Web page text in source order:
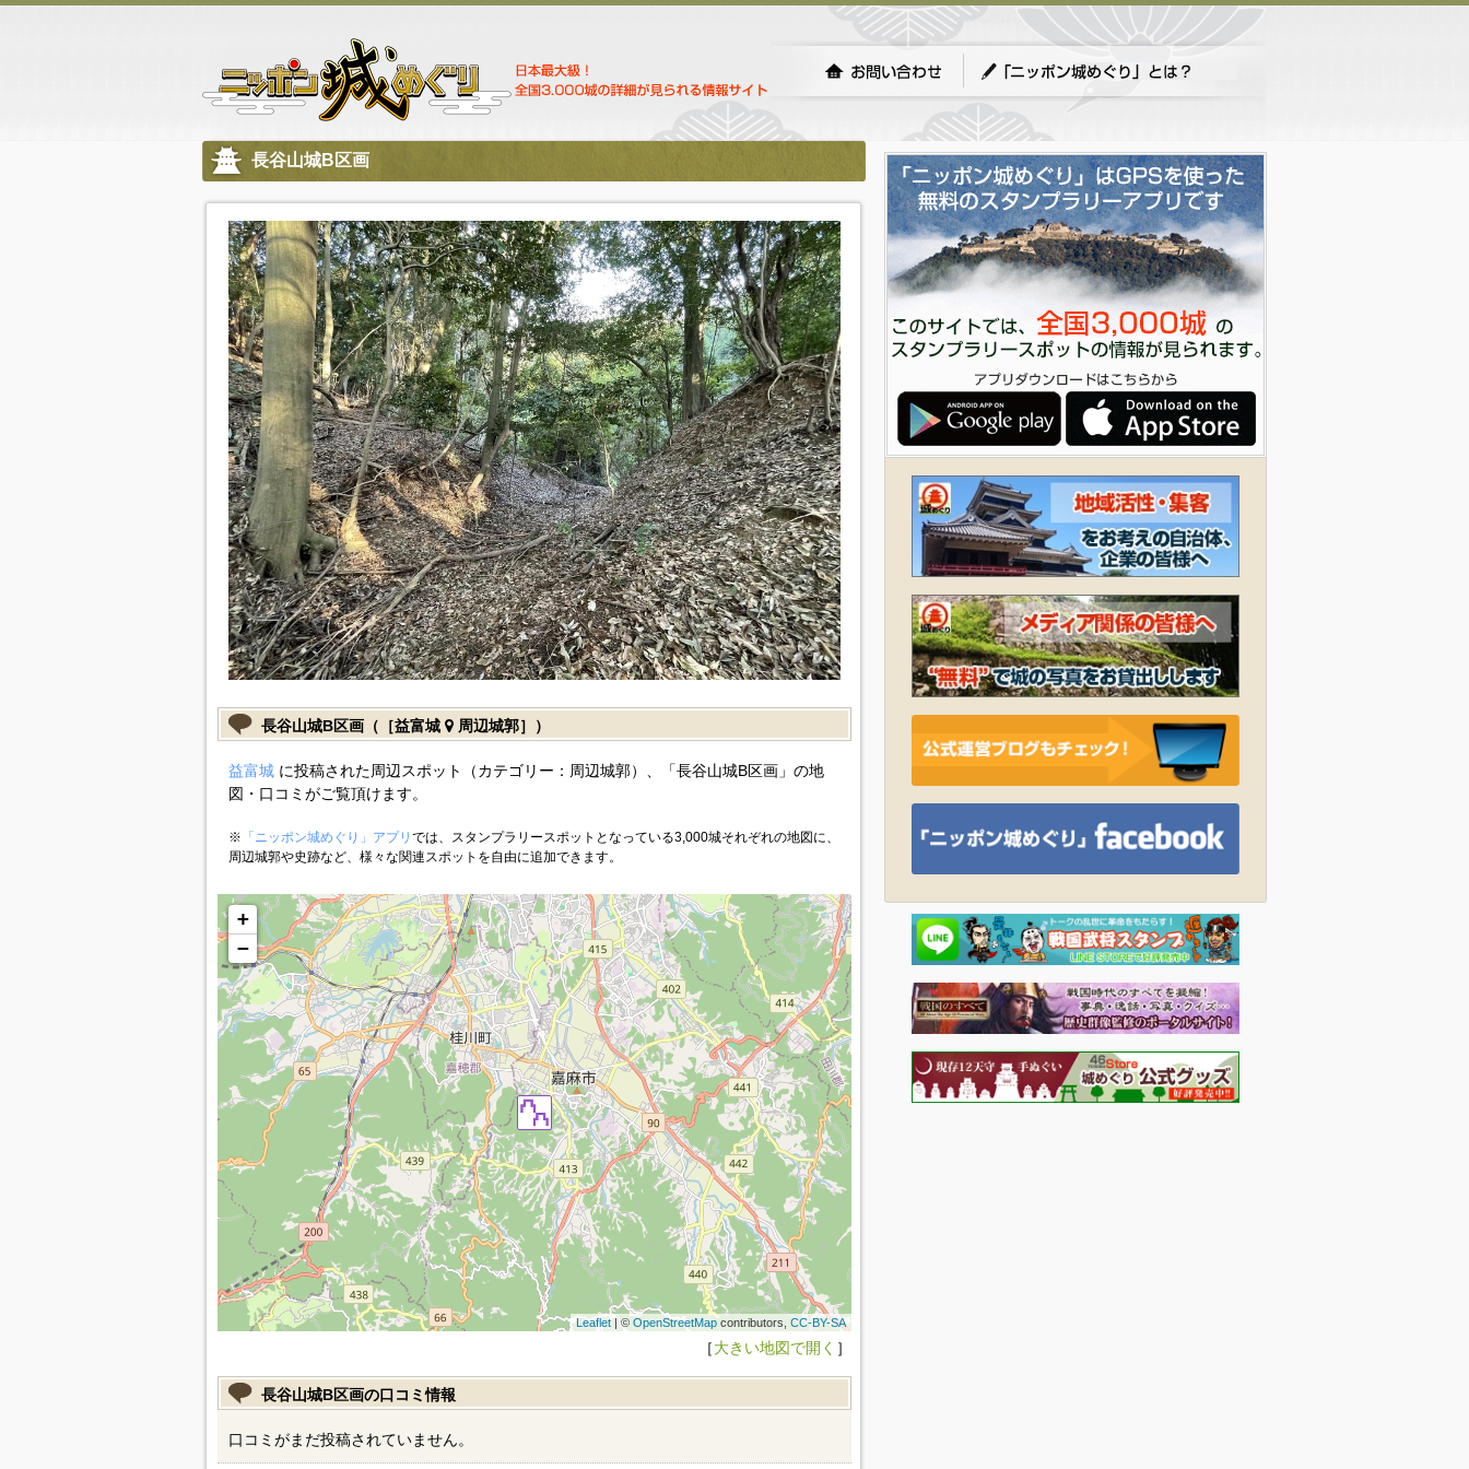
長谷山城B区画
長谷山城B区画（［益富城 周辺城郭］）
益富城に投稿された周辺スポット（カテゴリー：周辺城郭）、「長谷山城B区画」の地
図・口コミがご覧頂けます。
※ 「ニッポン城めぐり」アプリ では、スタンプラリースポットとなっている3,000城それぞれの地図に、
周辺城郭や史跡など、様々な関連スポットを自由に追加できます。
+
−
Leaflet| © OpenStreetMapcontributors, CC-BY-SA
［大きい地図で開く ］
長谷山城B区画の口コミ情報
口コミがまだ投稿されていません。